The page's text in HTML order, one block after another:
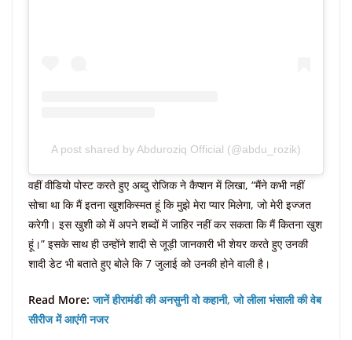
A post shared by Abduroziq Official (@abdu_rozik)
वहीं वीडियो पोस्ट करते हुए अब्दु रोजिक ने कैप्शन में लिखा, “मैंने कभी नहीं
सोचा था कि मैं इतना खुशकिस्मत हूं कि मुझे मेरा प्यार मिलेगा, जो मेरी इज्जत
करेगी। इस खुशी को में अपने शब्दों में जाहिर नहीं कर सकता कि मैं कितना खुश
हूं।” इसके साथ ही उन्होंने शादी से जूड़ी जानकारी भी शेयर करते हुए उनकी
शादी डेट भी बताते हुए बोले कि 7 जुलाई को उनकी होने वाली है।
Read More:जानें हीरामंडी की अनसुनी वो कहानी, जो लीला भंसाली की वेब
सीरीज में आएंगी नजर